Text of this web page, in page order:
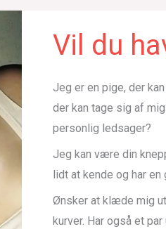
Vil du
Jeg er en pige, der
der kan tage sig af
personlig ledsager?
Jeg kan være din
lidt at kende og har en
Ønsker at klæde mig
kurver. Har også et